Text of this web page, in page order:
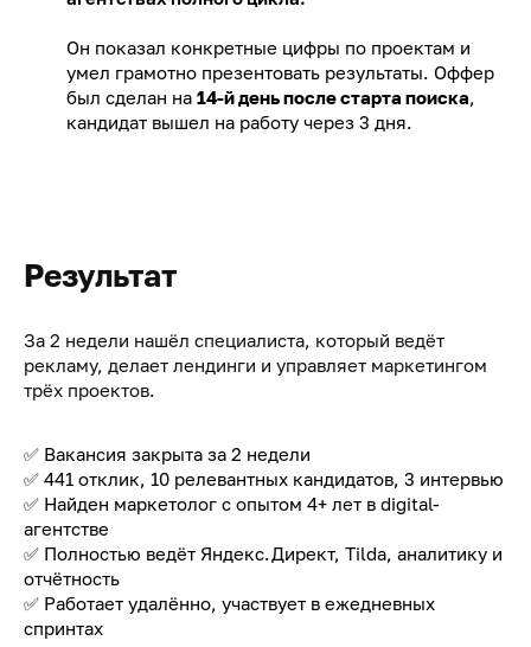
Он показал конкретные цифры по проектам и
умел грамотно презентовать результаты. Оффер
был сделан на 14-й день после старта поиска,
кандидат вышел на работу через 3 дня.
Результат
За 2 недели нашёл специалиста, который ведёт
рекламу, делает лендинги и управляет маркетингом
трёх проектов.
✅ Вакансия закрыта за 2 недели
✅ 441 отклик, 10 релевантных кандидатов, 3 интервью
✅ Найден маркетолог с опытом 4+ лет в digital-
агентстве
✅ Полностью ведёт Яндекс.Директ, Tilda, аналитику и
отчётность
✅ Работает удалённо, участвует в ежедневных
спринтах